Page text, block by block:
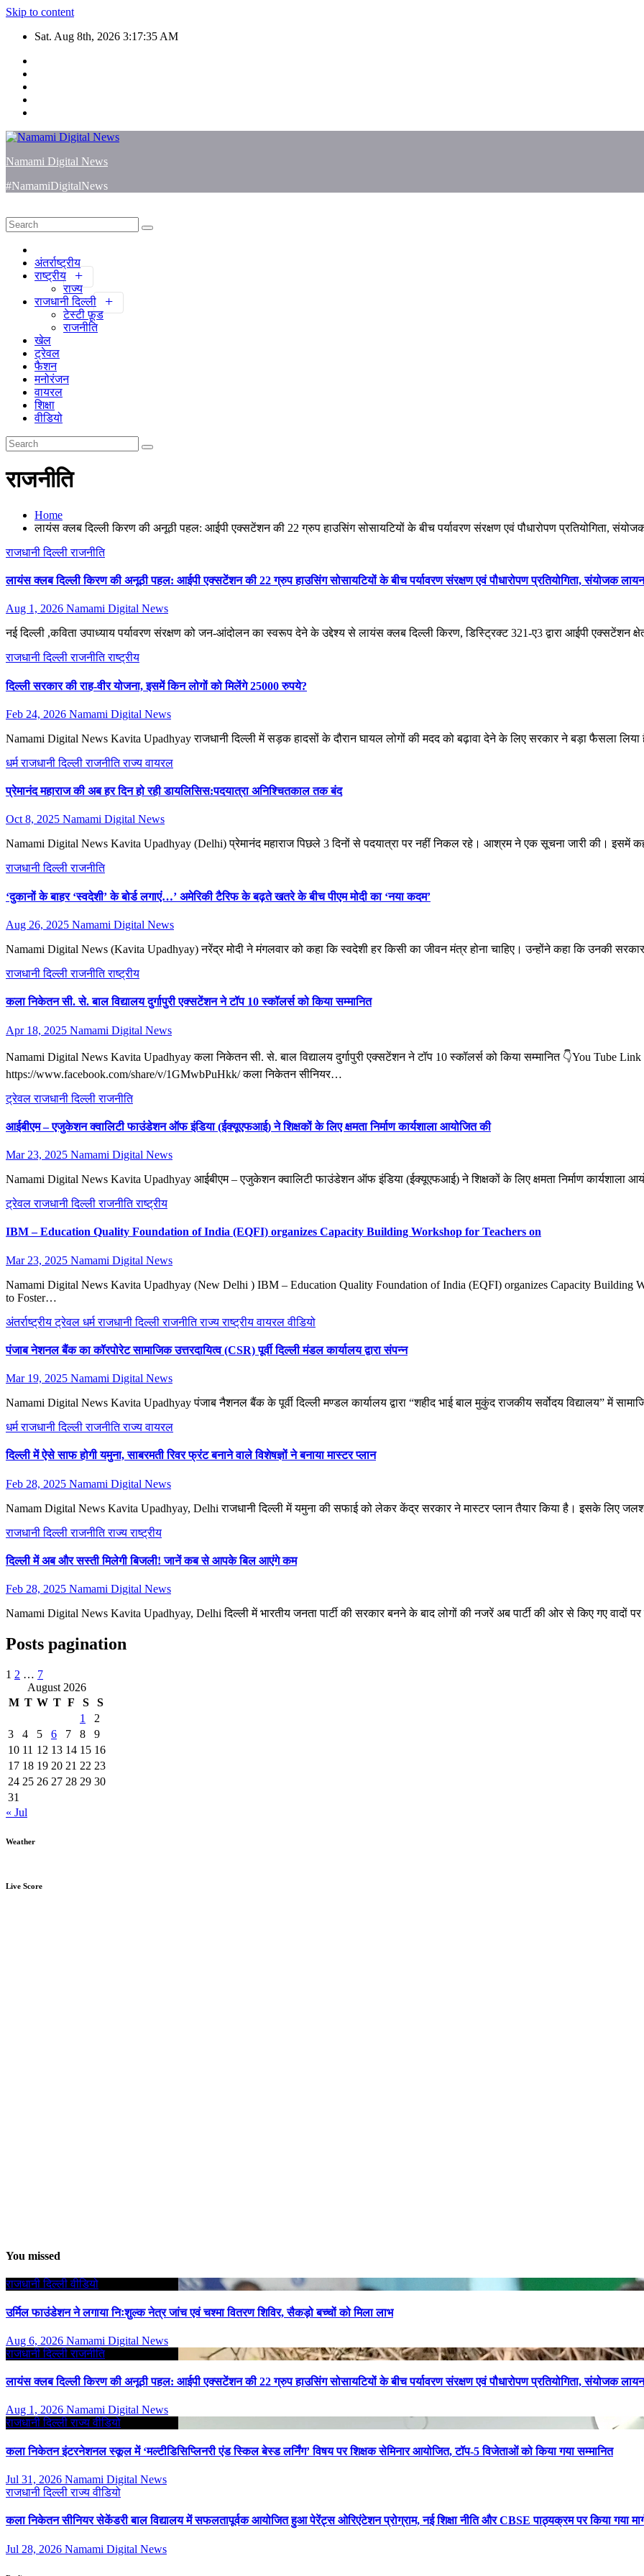
Skip to content
Sat. Aug 8th, 2026 3:17:35 AM
Namami Digital News
#NamamiDigitalNews
अंतर्राष्ट्रीय
राष्ट्रीय
राज्य
राजधानी दिल्ली
टेस्टी फ़ूड
राजनीति
खेल
ट्रेवल
फैशन
मनोरंजन
वायरल
शिक्षा
वीडियो
राजनीति
Home
लायंस क्लब दिल्ली किरण की अनूठी पहल: आईपी एक्सटेंशन की 22 ग्रुप हाउसिंग सोसायटियों के बीच पर्यावरण संरक्षण एवं पौधारोपण प्रतियोगिता,
राजधानी दिल्लीराजनीति
लायंस क्लब दिल्ली किरण की अनूठी पहल: आईपी एक्सटेंशन की 22 ग्रुप हाउसिंग सोसायटियों के बीच पर्यावरण संरक्षण एवं पौधारोपण प्रतियोगिता, संयोजक
Aug 1, 2026 Namami Digital News
नई दिल्ली ,कविता उपाध्याय पर्यावरण संरक्षण को जन-आंदोलन का स्वरूप देने के उद्देश्य से लायंस क्लब दिल्ली किरण, डिस्ट्रिक्ट 321-ए3 द्वारा आईपी एक्सटेंशन
राजधानी दिल्लीराजनीतिराष्ट्रीय
दिल्ली सरकार की राह-वीर योजना, इसमें किन लोगों को मिलेंगे 25000 रुपये?
Feb 24, 2026 Namami Digital News
Namami Digital News Kavita Upadhyay राजधानी दिल्ली में सड़क हादसों के दौरान घायल लोगों की मदद को बढ़ावा देने के लिए सरकार ने बड़ा फैसला
धर्मराजधानी दिल्लीराजनीतिराज्यवायरल
प्रेमानंद महाराज की अब हर दिन हो रही डायलिसिस:पदयात्रा अनिश्चितकाल तक बंद
Oct 8, 2025 Namami Digital News
Namami Digital News Kavita Upadhyay (Delhi) प्रेमानंद महाराज पिछले 3 दिनों से पदयात्रा पर नहीं निकल रहे। आश्रम ने एक सूचना जारी की। इसमें
राजधानी दिल्लीराजनीति
‘दुकानों के बाहर ‘स्वदेशी’ के बोर्ड लगाएं…’ अमेरिकी टैरिफ के बढ़ते खतरे के बीच पीएम मोदी का ‘नया कदम’
Aug 26, 2025 Namami Digital News
Namami Digital News (Kavita Upadhyay) नरेंद्र मोदी ने मंगलवार को कहा कि स्वदेशी हर किसी का जीवन मंत्र होना चाहिए। उन्होंने कहा कि उनकी
राजधानी दिल्लीराजनीतिराष्ट्रीय
कला निकेतन सी. से. बाल विद्यालय दुर्गापुरी एक्सटेंशन ने टॉप 10 स्कॉलर्स को किया सम्मानित
Apr 18, 2025 Namami Digital News
Namami Digital News Kavita Upadhyay कला निकेतन सी. से. बाल विद्यालय दुर्गापुरी एक्सटेंशन ने टॉप 10 स्कॉलर्स को किया सम्मानित 👇You Tube
https://www.facebook.com/share/v/1GMwbPuHkk/ कला निकेतन सीनियर…
ट्रेवलराजधानी दिल्लीराजनीति
आईबीएम – एजुकेशन क्वालिटी फाउंडेशन ऑफ इंडिया (ईक्यूएफआई) ने शिक्षकों के लिए क्षमता निर्माण कार्यशाला आयोजित की
Mar 23, 2025 Namami Digital News
Namami Digital News Kavita Upadhyay आईबीएम – एजुकेशन क्वालिटी फाउंडेशन ऑफ इंडिया (ईक्यूएफआई) ने शिक्षकों के लिए क्षमता निर्माण कार्यशाला
ट्रेवलराजधानी दिल्लीराजनीतिराष्ट्रीय
IBM – Education Quality Foundation of India (EQFI) organizes Capacity Building Workshop for Teachers on
Mar 23, 2025 Namami Digital News
Namami Digital News Kavita Upadhyay (New Delhi ) IBM – Education Quality Foundation of India (EQFI) organizes Capacity Building
to Foster…
अंतर्राष्ट्रीयट्रेवल धर्मराजधानी दिल्लीराजनीतिराज्यराष्ट्रीयवायरलवीडियो
पंजाब नेशनल बैंक का कॉरपोरेट सामाजिक उत्तरदायित्व (CSR) पूर्वी दिल्ली मंडल कार्यालय द्वारा संपन्न
Mar 19, 2025 Namami Digital News
Namami Digital News Kavita Upadhyay पंजाब नैशनल बैंक के पूर्वी दिल्ली मण्डल कार्यालय द्वारा “शहीद भाई बाल मुकुंद राजकीय सर्वोदय विद्यालय” में
धर्मराजधानी दिल्लीराजनीतिराज्यवायरल
दिल्ली में ऐसे साफ होगी यमुना, साबरमती रिवर फ्रंट बनाने वाले विशेषज्ञों ने बनाया मास्टर प्लान
Feb 28, 2025 Namami Digital News
Namam Digital News Kavita Upadhyay, Delhi राजधानी दिल्ली में यमुना की सफाई को लेकर केंद्र सरकार ने मास्टर प्लान तैयार किया है। इसके लिए
राजधानी दिल्लीराजनीतिराज्यराष्ट्रीय
दिल्ली में अब और सस्ती मिलेगी बिजली! जानें कब से आपके बिल आएंगे कम
Feb 28, 2025 Namami Digital News
Namami Digital News Kavita Upadhyay, Delhi दिल्ली में भारतीय जनता पार्टी की सरकार बनने के बाद लोगों की नजरें अब पार्टी की ओर से किए गए वादों
Posts pagination
1 2 … 7
August 2026
M T W T F S
S
1
2
3
4 5 6 7 8
9
10 11 12 13 14 15 16
17 18 19 20 21 22 23
24 25 26 27 28 29 30
31
« Jul
Weather
Live Score
You missed
राजधानी दिल्लीवीडियो
उर्मिल फाउंडेशन ने लगाया निःशुल्क नेत्र जांच एवं चश्मा वितरण शिविर, सैकड़ो बच्चों को मिला लाभ
Aug 6, 2026 Namami Digital News
राजधानी दिल्लीराजनीति
लायंस क्लब दिल्ली किरण की अनूठी पहल: आईपी एक्सटेंशन की 22 ग्रुप हाउसिंग सोसायटियों के बीच पर्यावरण संरक्षण एवं पौधारोपण प्रतियोगिता, संयोजक
Aug 1, 2026 Namami Digital News
राजधानी दिल्लीराज्यवीडियो
कला निकेतन इंटरनेशनल स्कूल में ‘मल्टीडिसिप्लिनरी एंड स्किल बेस्ड लर्निंग’ विषय पर शिक्षक सेमिनार आयोजित, टॉप-5 विजेताओं को किया गया सम्मानित
Jul 31, 2026 Namami Digital News
राजधानी दिल्लीराज्यवीडियो
कला निकेतन सीनियर सेकेंडरी बाल विद्यालय में सफलतापूर्वक आयोजित हुआ पेरेंट्स ओरिएंटेशन प्रोग्राम, नई शिक्षा नीति और CBSE पाठ्यक्रम पर किया गया
Jul 28, 2026 Namami Digital News